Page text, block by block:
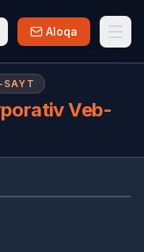
Aloqa
SAYT
Veb-